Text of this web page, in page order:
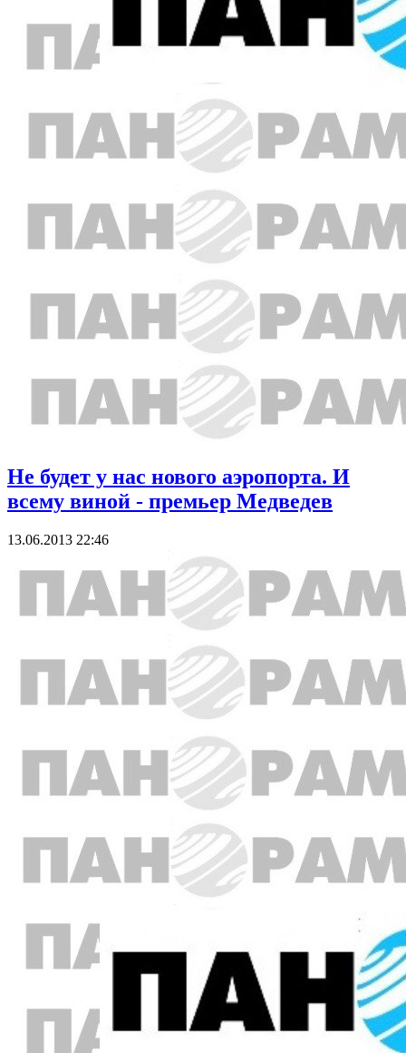
Не будет у наc нового аэропорта. И
всему виной - премьер Медведев
13.06.2013 22:46